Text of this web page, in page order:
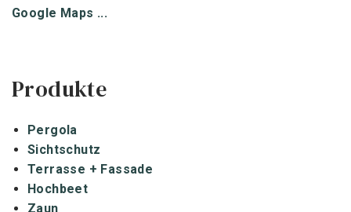
Google Maps ...
Produkte
Pergola
Sichtschutz
Terrasse + Fassade
Hochbeet
Zaun